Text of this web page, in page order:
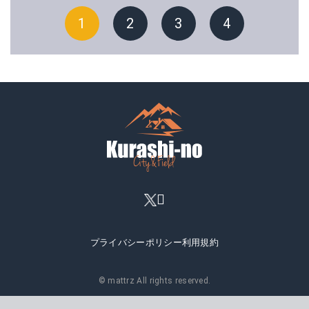
1 2 3 4
プライバシーポリシー利用規約
© mattrz All rights reserved.